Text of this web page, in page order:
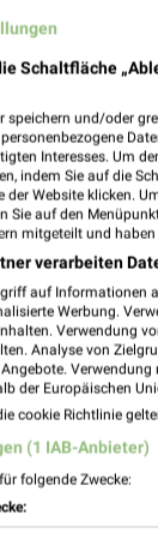
ANZEIGEN
Angebote
1
Schaltfläche
speichern und/oder
Interesses. Um
indem Sie auf die
der Website klicken.
Sie auf den
mitgeteilt und
verarbeiten
auf Informationen
Werbung.
Verwendung
Analyse von
der Europäischen
cookie Richtlinie
(1 IAB-Anbieter)
folgende Zwecke: